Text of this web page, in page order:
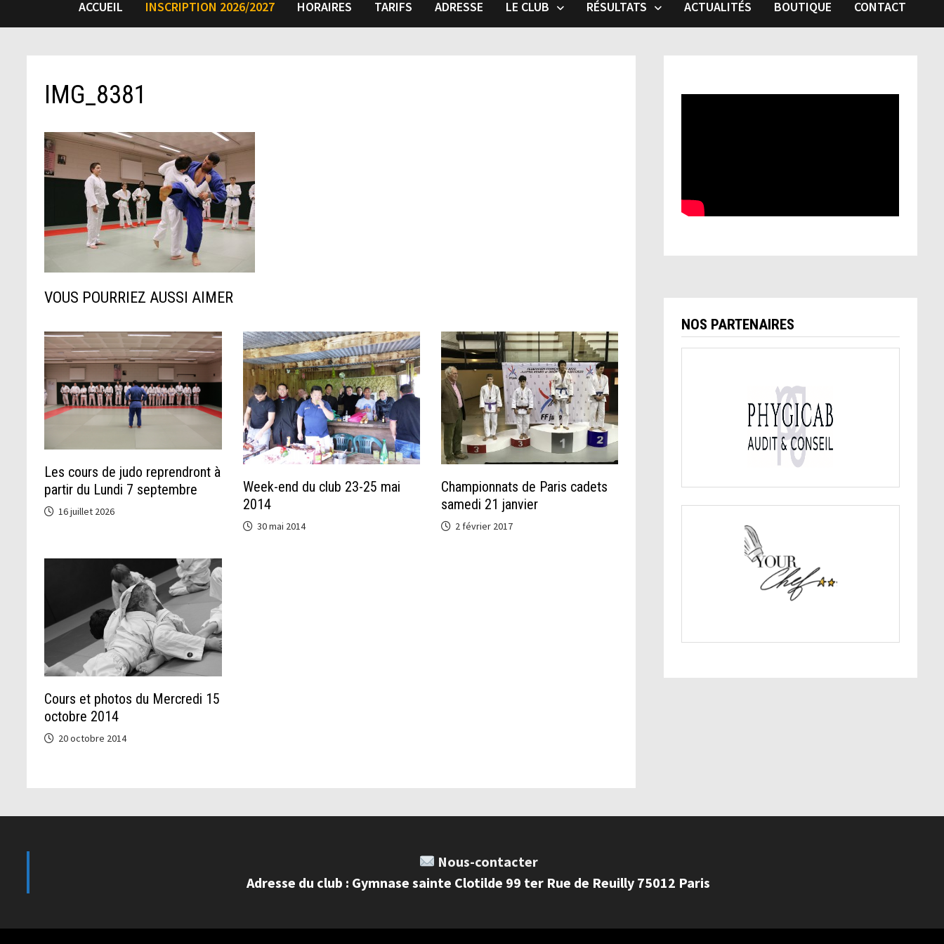
ACCUEIL INSCRIPTION 2026/2027 HORAIRES TARIFS ADRESSE LE CLUB RÉSULTATS ACTUALITÉS BOUTIQUE CONTACT
IMG_8381
VOUS POURRIEZ AUSSI AIMER
Les cours de judo reprendront à
partir du Lundi 7 septembre
16 juillet 2026
Week-end du club 23-25 mai
2014
30 mai 2014
Championnats de Paris cadets
samedi 21 janvier
2 février 2017
Cours et photos du Mercredi 15
octobre 2014
20 octobre 2014
NOS PARTENAIRES
Nous-contacter
Adresse du club : Gymnase sainte Clotilde 99 ter Rue de Reuilly 75012 Paris